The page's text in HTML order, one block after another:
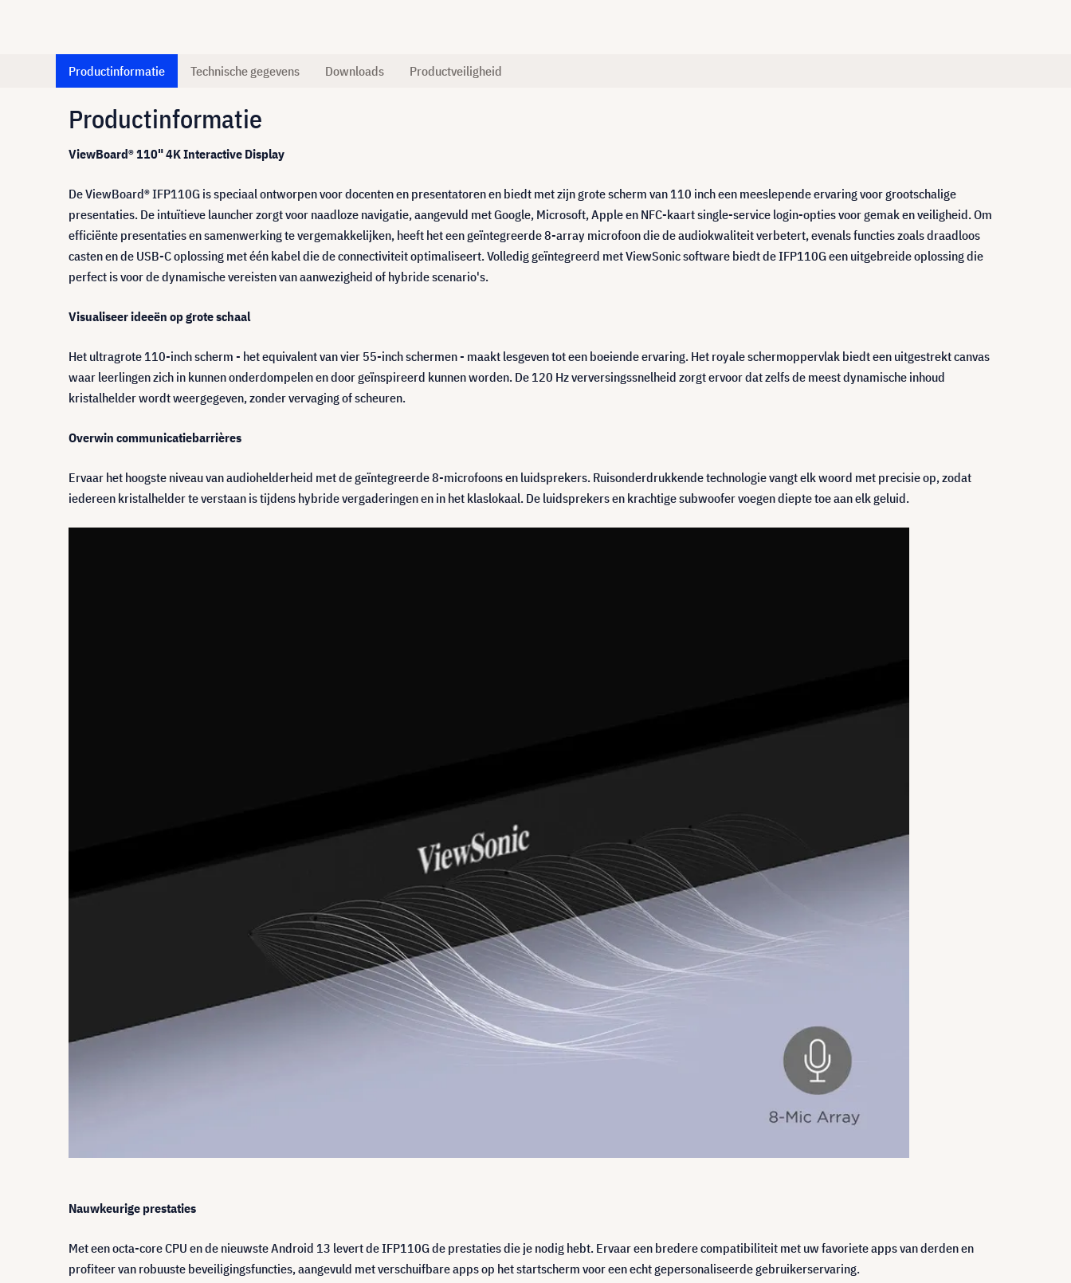
Productinformatie Technische gegevens Downloads Productveiligheid
Productinformatie
ViewBoard® 110" 4K Interactive Display
De ViewBoard® IFP110G is speciaal ontworpen voor docenten en presentatoren en biedt met zijn grote scherm van 110 inch een meeslepende ervaring voor grootschalige
presentaties. De intuïtieve launcher zorgt voor naadloze navigatie, aangevuld met Google, Microsoft, Apple en NFC-kaart single-service login-opties voor gemak en veiligheid. Om
efficiënte presentaties en samenwerking te vergemakkelijken, heeft het een geïntegreerde 8-array microfoon die de audiokwaliteit verbetert, evenals functies zoals draadloos
casten en de USB-C oplossing met één kabel die de connectiviteit optimaliseert. Volledig geïntegreerd met ViewSonic software biedt de IFP110G een uitgebreide oplossing die
perfect is voor de dynamische vereisten van aanwezigheid of hybride scenario's.
Visualiseer ideeën op grote schaal
Het ultragrote 110-inch scherm - het equivalent van vier 55-inch schermen - maakt lesgeven tot een boeiende ervaring. Het royale schermoppervlak biedt een uitgestrekt canvas
waar leerlingen zich in kunnen onderdompelen en door geïnspireerd kunnen worden. De 120 Hz verversingssnelheid zorgt ervoor dat zelfs de meest dynamische inhoud
kristalhelder wordt weergegeven, zonder vervaging of scheuren.
Overwin communicatiebarrières
Ervaar het hoogste niveau van audiohelderheid met de geïntegreerde 8-microfoons en luidsprekers. Ruisonderdrukkende technologie vangt elk woord met precisie op, zodat
iedereen kristalhelder te verstaan is tijdens hybride vergaderingen en in het klaslokaal. De luidsprekers en krachtige subwoofer voegen diepte toe aan elk geluid.
Nauwkeurige prestaties
Met een octa-core CPU en de nieuwste Android 13 levert de IFP110G de prestaties die je nodig hebt. Ervaar een bredere compatibiliteit met uw favoriete apps van derden en
profiteer van robuuste beveiligingsfuncties, aangevuld met verschuifbare apps op het startscherm voor een echt gepersonaliseerde gebruikerservaring.